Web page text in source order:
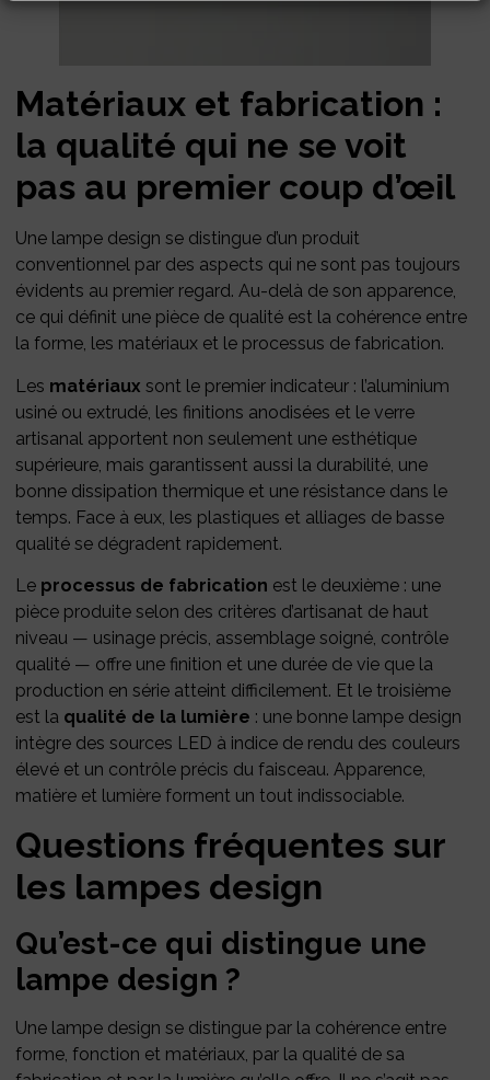
Matériaux et fabrication :
la qualité qui ne se voit
pas au premier coup d’œil
Une lampe design se distingue d’un produit
conventionnel par des aspects qui ne sont pas toujours
évidents au premier regard. Au-delà de son apparence,
ce qui définit une pièce de qualité est la cohérence entre
la forme, les matériaux et le processus de fabrication.
Les matériaux sont le premier indicateur : l’aluminium
usiné ou extrudé, les finitions anodisées et le verre
artisanal apportent non seulement une esthétique
supérieure, mais garantissent aussi la durabilité, une
bonne dissipation thermique et une résistance dans le
temps. Face à eux, les plastiques et alliages de basse
qualité se dégradent rapidement.
Le processus de fabrication est le deuxième : une
pièce produite selon des critères d’artisanat de haut
niveau — usinage précis, assemblage soigné, contrôle
qualité — offre une finition et une durée de vie que la
production en série atteint difficilement. Et le troisième
est la qualité de la lumière : une bonne lampe design
intègre des sources LED à indice de rendu des couleurs
élevé et un contrôle précis du faisceau. Apparence,
matière et lumière forment un tout indissociable.
Questions fréquentes sur
les lampes design
Qu’est-ce qui distingue une
lampe design ?
Une lampe design se distingue par la cohérence entre
forme, fonction et matériaux, par la qualité de sa